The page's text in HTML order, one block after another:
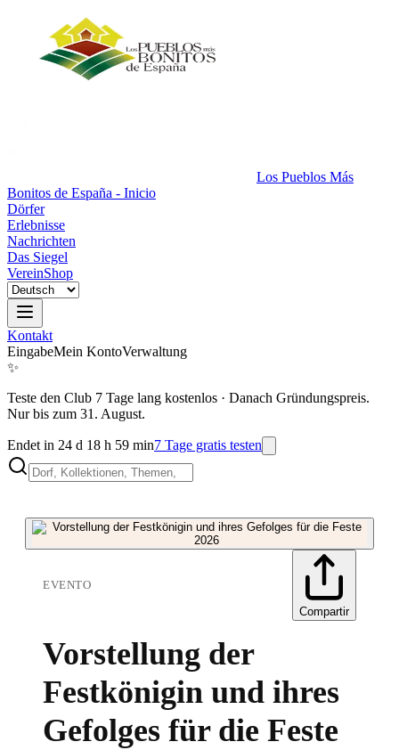
Los Pueblos Más
Bonitos de España - Inicio
Dörfer
Erlebnisse
Nachrichten
Das Siegel
VereinShop
Kontakt
EingabeMein KontoVerwaltung
✨
Teste den Club 7 Tage lang kostenlos · Danach Gründungspreis.
Nur bis zum 31. August.
Endet in 24 d 18 h 59 min7 Tage gratis testen
EVENTO
Compartir
Vorstellung der
Festkönigin und ihres
Gefolges für die Feste